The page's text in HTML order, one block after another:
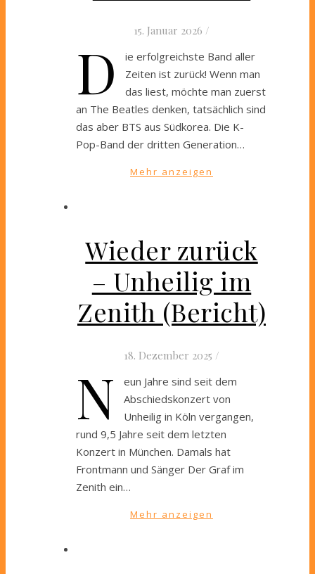
15. Januar 2026 /
D
ie erfolgreichste Band aller
Zeiten ist zurück! Wenn man
das liest, möchte man zuerst
an The Beatles denken, tatsächlich sind
das aber BTS aus Südkorea. Die K-
Pop-Band der dritten Generation…
Mehr anzeigen
Wieder zurück
– Unheilig im
Zenith (Bericht)
18. Dezember 2025 /
N
eun Jahre sind seit dem
Abschiedskonzert von
Unheilig in Köln vergangen,
rund 9,5 Jahre seit dem letzten
Konzert in München. Damals hat
Frontmann und Sänger Der Graf im
Zenith ein…
Mehr anzeigen